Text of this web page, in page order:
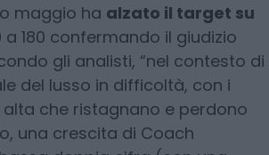
maggio ha alzato il target su
a 180 confermando il giudizio
gli analisti, “nel contesto di
del lusso in difficoltà, con i
che ristagnano e perdono
una crescita di Coach